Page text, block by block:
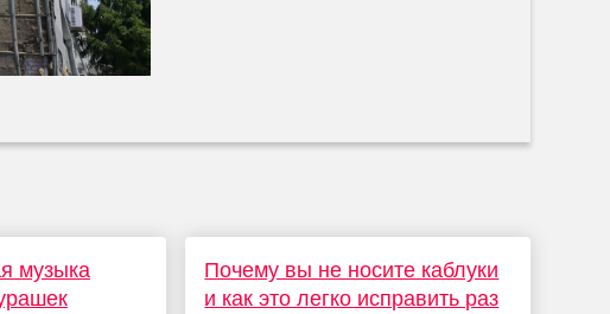
музыка
Почему вы не носите каблуки
и как это легко исправить раз